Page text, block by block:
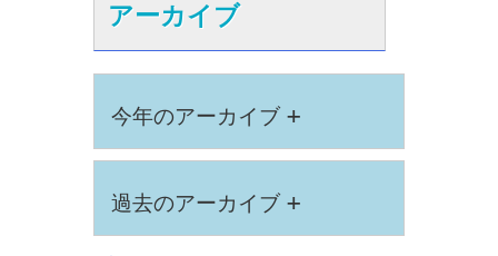
アーカイブ
今年のアーカイブ +
過去のアーカイブ +